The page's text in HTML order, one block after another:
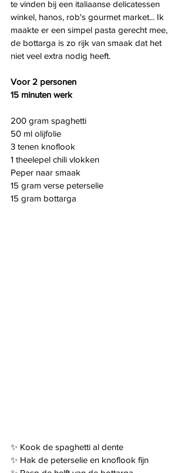
te vinden bij een italiaanse delicatessen
winkel, hanos, rob's gourmet market... Ik
maakte er een simpel pasta gerecht mee,
de bottarga is zo rijk van smaak dat het
niet veel extra nodig heeft.
Voor 2 personen
15 minuten werk
200 gram spaghetti
50 ml olijfolie
3 tenen knoflook
1 theelepel chili vlokken
Peper naar smaak
15 gram verse peterselie
15 gram bottarga
✨ Kook de spaghetti al dente
✨ Hak de peterselie en knoflook fijn